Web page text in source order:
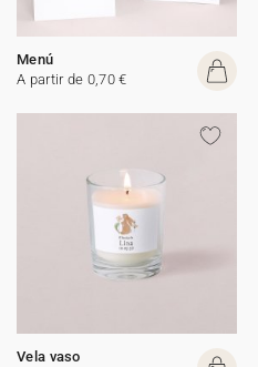
Menú
A partir de 0,70 €
Vela vaso